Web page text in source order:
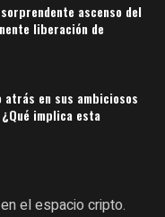
ascenso del
liberación de
atrás en sus ambiciosos
implica esta
el espacio cripto.